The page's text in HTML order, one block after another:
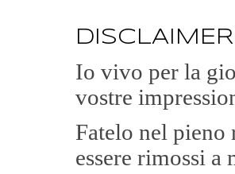
DISCLAIMER
Io vivo per la
vostre
Fatelo nel
essere rimossi a